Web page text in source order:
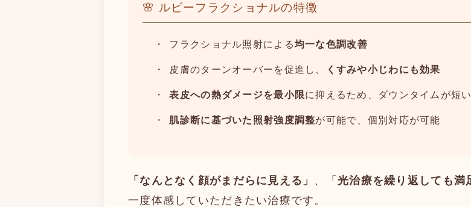
🌸 ルビーフラクショナルの特徴
フラクショナル照射による均一な色調改善
皮膚のターンオーバーを促進し、 くすみや小じわにも効果
表皮への熱ダメージを最小限に抑えるため、ダウンタイムが短い
肌診断に基づいた照射強度調整が可能で、個別対応が可能
「なんとなく顔がまだらに見える」 、「光治療を繰り返しても満
一度体感していただきたい治療です。